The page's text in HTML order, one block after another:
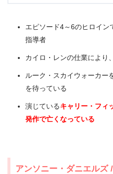
エピソード4～6のヒロイン
指導者
カイロ・レンの仕業により
ルーク・スカイウォーカー
を待っている
演じているキャリー・フィ
発作で亡くなっている
アンソニー・ダニエルズ